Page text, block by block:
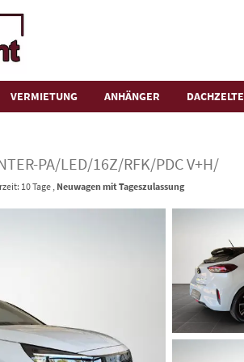
VERMIETUNG ANHÄNGER DACHZELTE
PA/LED/16Z/RFK/PDC V+H/
10 Tage Neuwagen mit Tageszulassung